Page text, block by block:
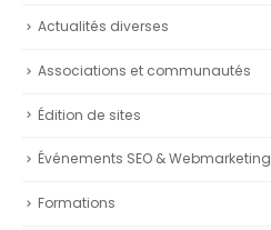
Actualités diverses
Associations et communautés
Édition de sites
Événements SEO & Webmarketing
Formations